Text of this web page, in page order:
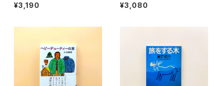
出す驚くべき社会
¥3,190 ¥3,080